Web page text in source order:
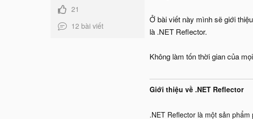
21
12 bài viết
Ở bài viết này mình sẽ giới
là .NET Reflector.
Không làm tốn thời gian của
Giới thiệu về .NET Reflector
.NET Reflector là một sản